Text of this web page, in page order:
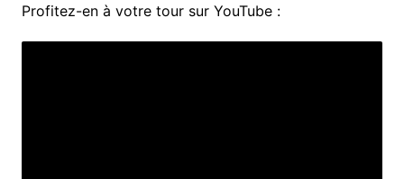
Profitez-en à votre tour sur YouTube :